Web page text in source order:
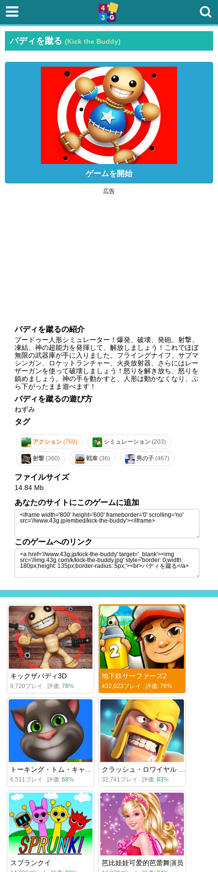
バディを蹴る (Kick the Buddy)
ゲームを開始
広告
バディを蹴るの紹介
ブードゥー人形シミュレーター！爆発、破壊、発砲、射撃、
凍結、神の超能力を発揮して、解放しましょう！これでほぼ
無限の武器庫が手に入りました。フライングナイフ、サブマ
シンガン、ロケットランチャー、火炎放射器、さらにはレー
ザーガンを使って破壊しましょう！怒りを解き放ち、怒りを
鎮めましょう。神の手を動かすと、人形は動かなくなり、ぶ
ら下がったまま遊べます！
バディを蹴るの遊び方
ねずみ
タグ
アクション (769) シミュレーション (203)
射撃 (360) 戦車 (36) 男の子 (467)
ファイルサイズ
14.84 Mb
あなたのサイトにこのゲームに追加
このゲームへのリンク
キックザバディ3D
9,720プレイ . 評価: 78%
地下鉄サーファーズ2
432,023プレイ . 評価: 76%
6,511プレイ . 評価: 68% 32,741プレイ . 評価: 83%
スプランクイ 芭比娃娃可爱的芭蕾舞演员